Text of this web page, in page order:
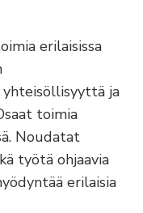
erilaisissa
ja
toimia
Noudatat
työtä ohjaavia
erilaisia